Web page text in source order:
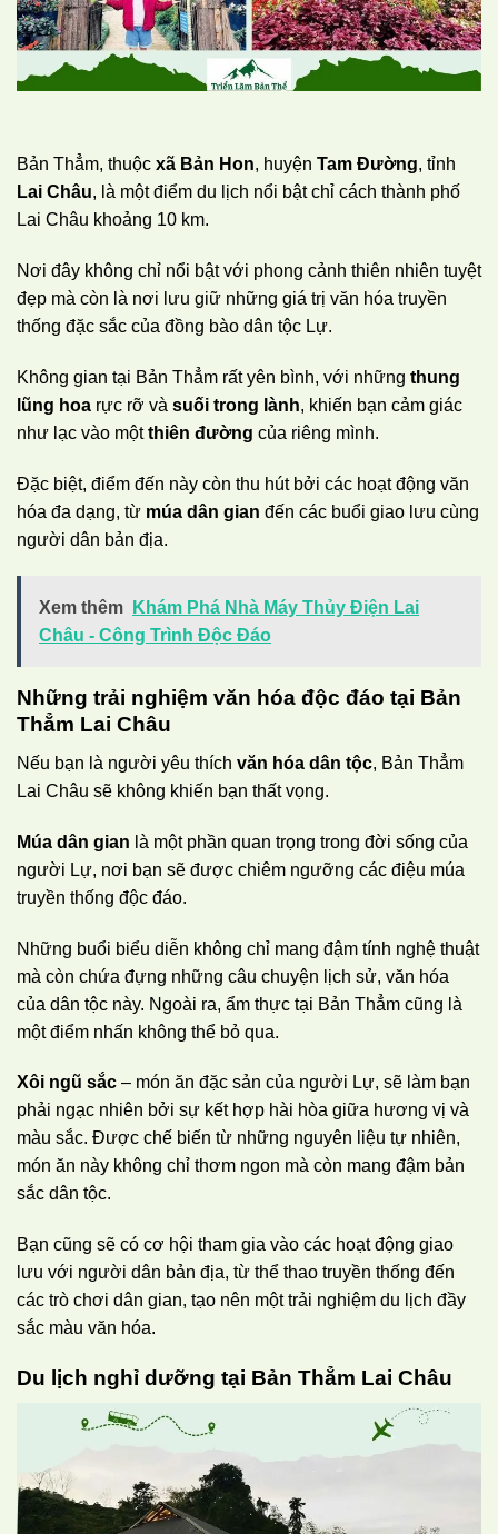
Bản Thẳm, thuộc xã Bản Hon, huyện Tam Đường, tỉnh
Lai Châu, là một điểm du lịch nổi bật chỉ cách thành phố
Lai Châu khoảng 10 km.
Nơi đây không chỉ nổi bật với phong cảnh thiên nhiên tuyệt
đẹp mà còn là nơi lưu giữ những giá trị văn hóa truyền
thống đặc sắc của đồng bào dân tộc Lự.
Không gian tại Bản Thẳm rất yên bình, với những thung
lũng hoa rực rỡ và suối trong lành, khiến bạn cảm giác
như lạc vào mộtthiên đường của riêng mình.
Đặc biệt, điểm đến này còn thu hút bởi các hoạt động văn
hóa đa dạng, từ múa dân gian đến các buổi giao lưu cùng
người dân bản địa.
Xem thêm
Khám Phá Nhà Máy Thủy Điện Lai
Châu - Công Trình Độc Đáo
Những trải nghiệm văn hóa độc đáo tại Bản
Thẳm Lai Châu
Nếu bạn là người yêu thích văn hóa dân tộc, Bản Thẳm
Lai Châu sẽ không khiến bạn thất vọng.
Múa dân gian là một phần quan trọng trong đời sống của
người Lự, nơi bạn sẽ được chiêm ngưỡng các điệu múa
truyền thống độc đáo.
Những buổi biểu diễn không chỉ mang đậm tính nghệ thuật
mà còn chứa đựng những câu chuyện lịch sử, văn hóa
của dân tộc này. Ngoài ra, ẩm thực tại Bản Thẳm cũng là
một điểm nhấn không thể bỏ qua.
Xôi ngũ sắc – món ăn đặc sản của người Lự, sẽ làm bạn
phải ngạc nhiên bởi sự kết hợp hài hòa giữa hương vị và
màu sắc. Được chế biến từ những nguyên liệu tự nhiên,
món ăn này không chỉ thơm ngon mà còn mang đậm bản
sắc dân tộc.
Bạn cũng sẽ có cơ hội tham gia vào các hoạt động giao
lưu với người dân bản địa, từ thể thao truyền thống đến
các trò chơi dân gian, tạo nên một trải nghiệm du lịch đầy
sắc màu văn hóa.
Du lịch nghỉ dưỡng tại Bản Thẳm Lai Châu